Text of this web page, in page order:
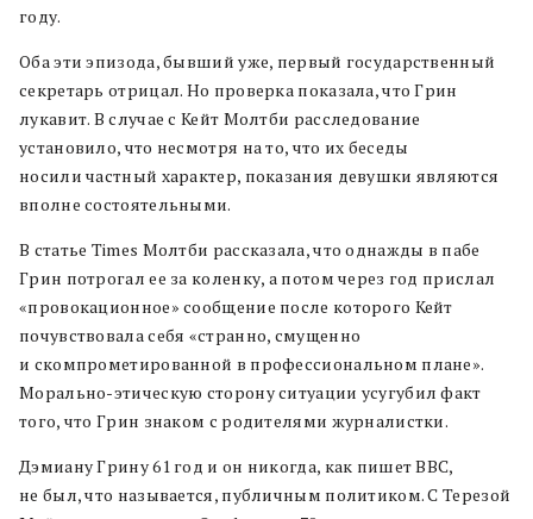
году.
Оба эти эпизода, бывший уже, первый государственный
секретарь отрицал. Но проверка показала, что Грин
лукавит. В случае с Кейт Молтби расследование
установило, что несмотря на то, что их беседы
носили частный характер, показания девушки являются
вполне состоятельными.
В статье Times Молтби рассказала, что однажды в пабе
Грин потрогал ее за коленку, а потом через год прислал
«провокационное» сообщение после которого Кейт
почувствовала себя «странно, смущенно
и скомпрометированной в профессиональном плане».
Морально-этическую сторону ситуации усугубил факт
того, что Грин знаком с родителями журналистки.
Дэмиану Грину 61 год и он никогда, как пишет BBC,
не был, что называется, публичным политиком. С Терезой